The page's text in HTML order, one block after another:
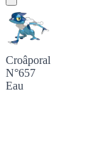
Croâporal
N°657
Eau